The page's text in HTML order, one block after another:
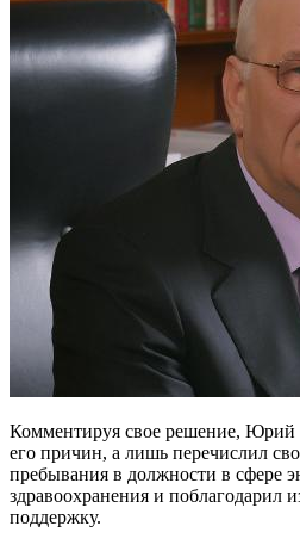
Комментируя свое решение, Юрий
его причин, а лишь перечислил
пребывания в должности в сфере
здравоохранения и поблагодарил
поддержку.